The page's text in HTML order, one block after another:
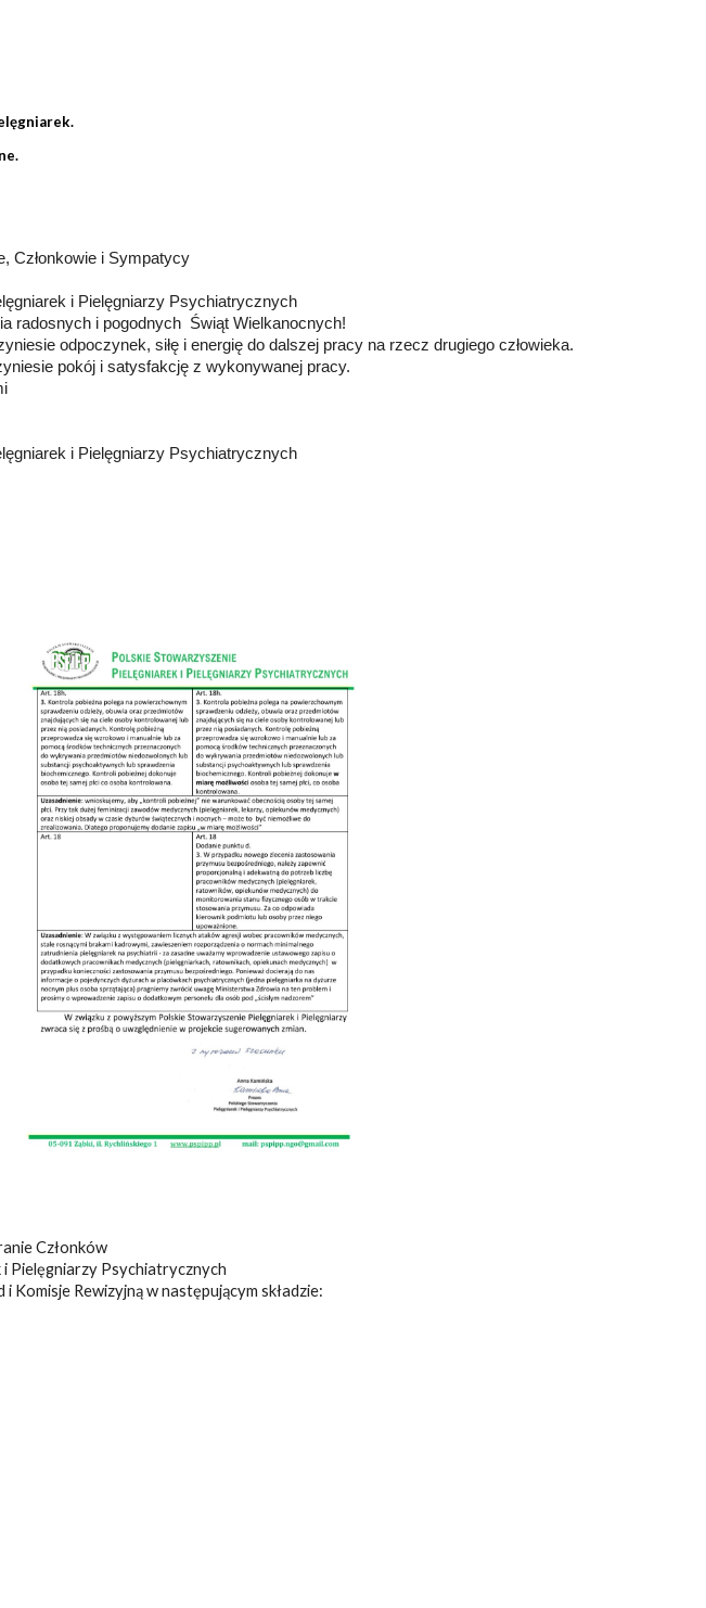
Członkowie i Sympatycy
i Pielęgniarzy Psychiatrycznych
radosnych i pogodnych Świąt Wielkanocnych!
odpoczynek, siłę i energię do dalszej pracy na rzecz drugiego człowieka.
pokój i satysfakcję z wykonywanej pracy.
i Pielęgniarzy Psychiatrycznych
Członków
Pielęgniarzy Psychiatrycznych
Komisje Rewizyjną w następującym składzie: